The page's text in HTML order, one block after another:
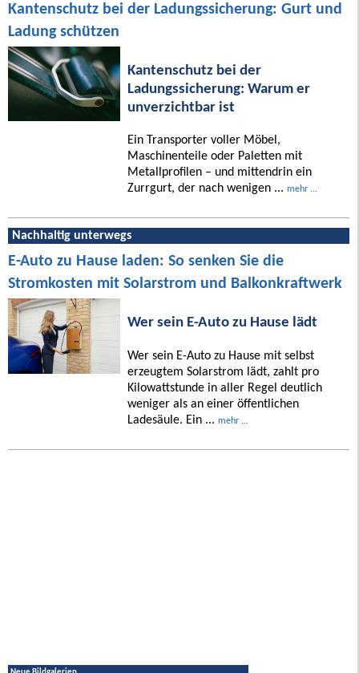
Kantenschutz bei der Ladungssicherung: Gurt und
Ladung schützen
Kantenschutz bei der
Ladungssicherung: Warum er
unverzichtbar ist
Ein Transporter voller Möbel,
Maschinenteile oder Paletten mit
Metallprofilen – und mittendrin ein
Zurrgurt, der nach wenigen ... mehr ...
Nachhaltig unterwegs
E-Auto zu Hause laden: So senken Sie die
Stromkosten mit Solarstrom und Balkonkraftwerk
Wer sein E-Auto zu Hause lädt
Wer sein E-Auto zu Hause mit selbst
erzeugtem Solarstrom lädt, zahlt pro
Kilowattstunde in aller Regel deutlich
weniger als an einer öffentlichen
Ladesäule. Ein ... mehr ...